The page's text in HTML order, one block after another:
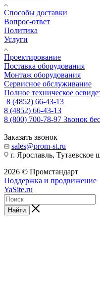
Способы доставки
Вопрос-ответ
Политика
Услуги
Проектирование
Поставка оборудования
Монтаж оборудования
Сервисное обслуживание
Полное техническое
8 (4852) 66-43-13
8 (4852) 66-43-13
8 (800) 700-78-97 Звонок
Заказать звонок
sales@prom-st.ru
г. Ярославль, Тутаевское
2026 © Промстандарт
Поддержка и продвижение
YaSite.ru
Найти